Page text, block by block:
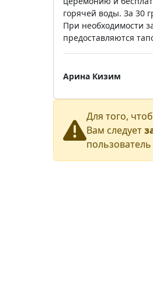
горячей воды. За 30
При необходимости
предоставляются
Арина Кизим
Для того,
Вам следует